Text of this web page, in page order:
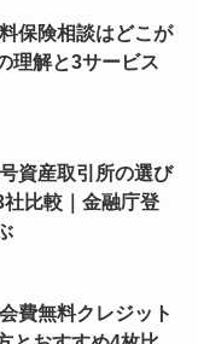
保険相談はどこが
理解と3サービス
資産取引所の選び
比較｜金融庁登
費無料クレジット